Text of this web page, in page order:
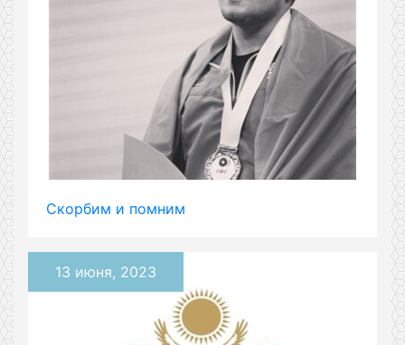
Скорбим и помним
13 июня, 2023